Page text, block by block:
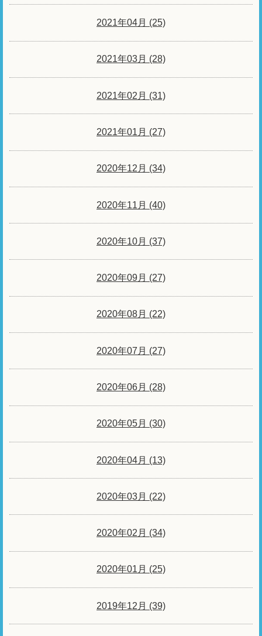
2021年04月 (25)
2021年03月 (28)
2021年02月 (31)
2021年01月 (27)
2020年12月 (34)
2020年11月 (40)
2020年10月 (37)
2020年09月 (27)
2020年08月 (22)
2020年07月 (27)
2020年06月 (28)
2020年05月 (30)
2020年04月 (13)
2020年03月 (22)
2020年02月 (34)
2020年01月 (25)
2019年12月 (39)